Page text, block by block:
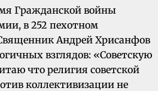
Гражданской войны
в 252 пехотном
Андрей Хрисанфов
взглядов: «Советскую
что религия советской
коллективизации не